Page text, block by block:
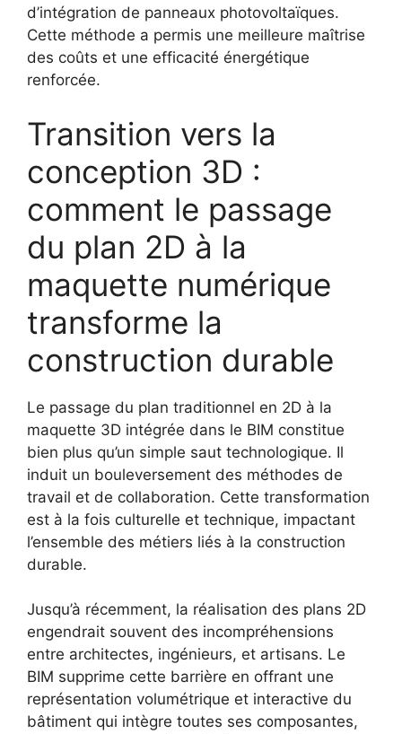
d’intégration de panneaux photovoltaïques.
Cette méthode a permis une meilleure maîtrise
des coûts et une efficacité énergétique
renforcée.
Transition vers la
conception 3D :
comment le passage
du plan 2D à la
maquette numérique
transforme la
construction durable
Le passage du plan traditionnel en 2D à la
maquette 3D intégrée dans le BIM constitue
bien plus qu’un simple saut technologique. Il
induit un bouleversement des méthodes de
travail et de collaboration. Cette transformation
est à la fois culturelle et technique, impactant
l’ensemble des métiers liés à la construction
durable.
Jusqu’à récemment, la réalisation des plans 2D
engendrait souvent des incompréhensions
entre architectes, ingénieurs, et artisans. Le
BIM supprime cette barrière en offrant une
représentation volumétrique et interactive du
bâtiment qui intègre toutes ses composantes,